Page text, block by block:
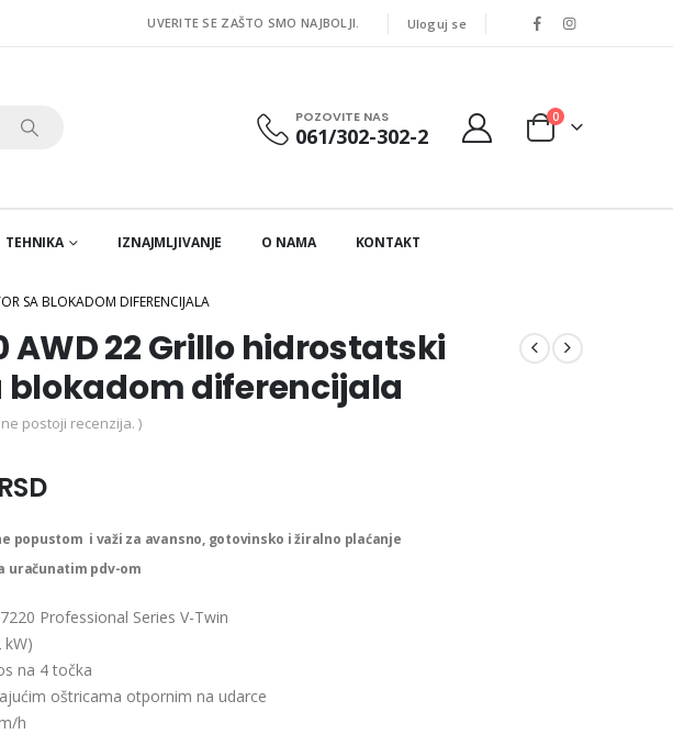
UVERITE SE ZAŠTO SMO NAJBOLJI. Uloguj se
POZOVITE NAS
061/302-302-2
0
TEHNIKA IZNAJMLJIVANJE O NAMA KONTAKT
SA BLOKADOM DIFERENCIJALA
AWD 22 Grillo hidrostatski
diferencijala
ne postoji recenzija. )
RSD
popustom i važi za avansno, gotovinsko i žiralno plaćanje
uračunatim pdv-om
Professional Series V-Twin
kW)
na 4 točka
oštricama otpornim na udarce
h